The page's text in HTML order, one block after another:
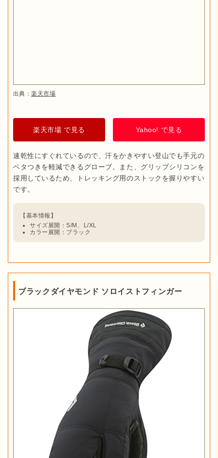
出典：楽天市場
楽天市場 で見る Yahoo! で見る
速乾性にすぐれているので、汗をかきやすい登山でも手元の
ベタつきを軽減できるグローブ。また、グリップシリコンを
採用しているため、トレッキング用のストックを握りやすい
サイズ展開：S/M、L/XL
カラー展開：ブラック
ブラックダイヤモンド ソロイストフィンガー